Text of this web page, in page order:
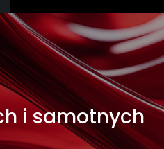
i samotnych